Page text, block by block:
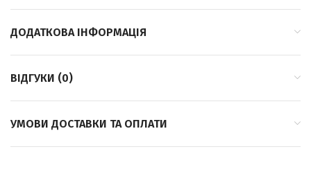
ДОДАТКОВА ІНФОРМАЦІЯ
ВІДГУКИ (0)
УМОВИ ДОСТАВКИ ТА ОПЛАТИ